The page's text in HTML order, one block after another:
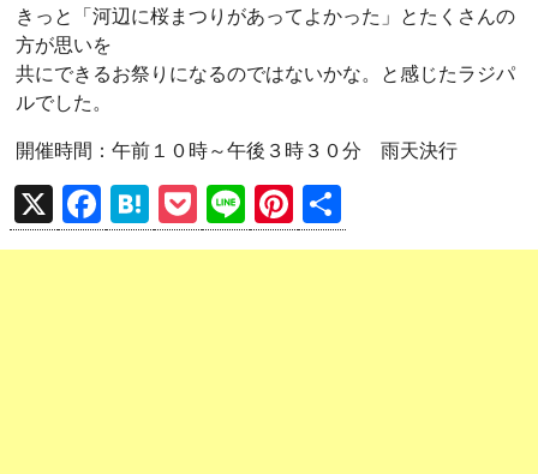
きっと「河辺に桜まつりがあってよかった」とたくさんの
方が思いを
共にできるお祭りになるのではないかな。と感じたラジパ
ルでした。
開催時間：午前１０時～午後３時３０分 雨天決行
X
F
a
H
at
P
o
Li
n
Pi
nt 有